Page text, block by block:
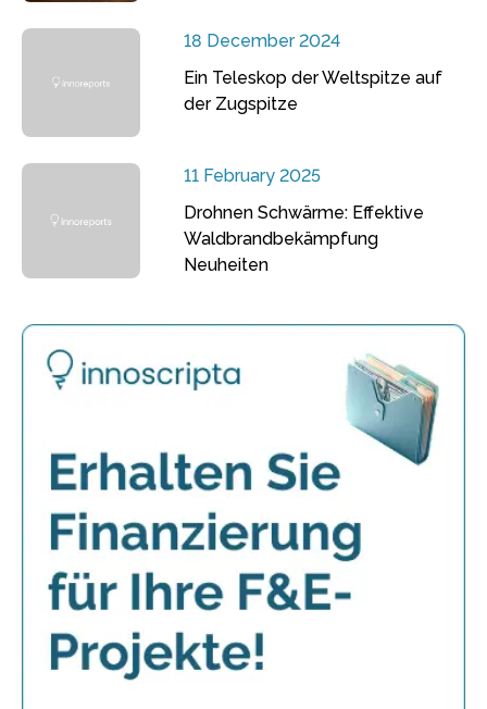
18 December 2024
Ein Teleskop der Weltspitze auf
der Zugspitze
11 February 2025
Drohnen Schwärme: Effektive
Waldbrandbekämpfung
Neuheiten